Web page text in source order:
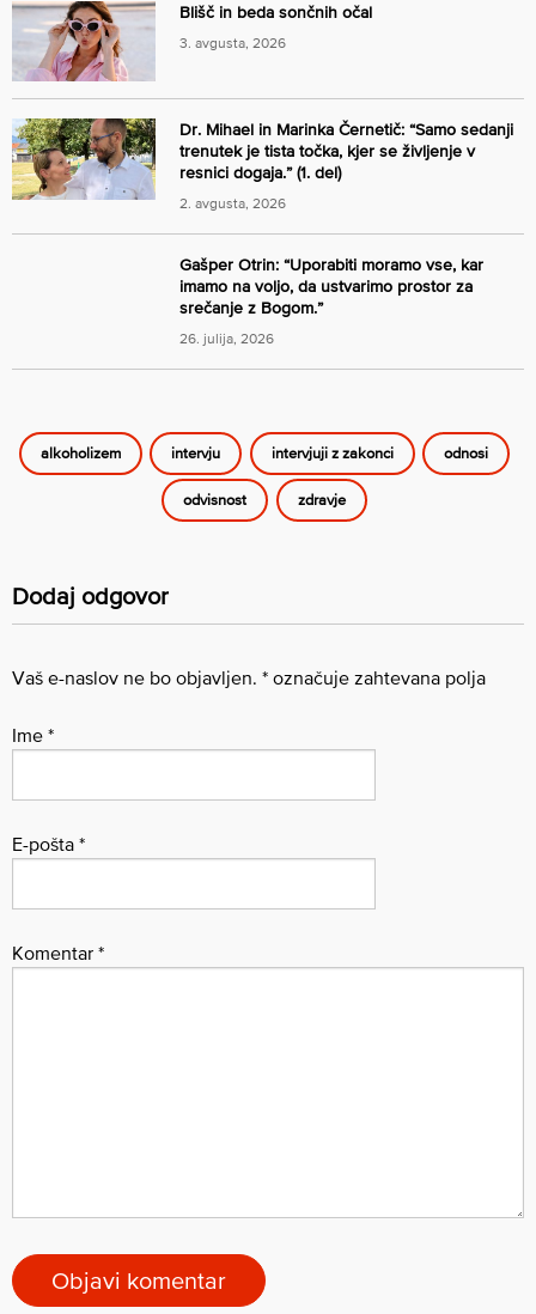
Blišč in beda sončnih očal
3. avgusta, 2026
Dr. Mihael in Marinka Černetič: “Samo sedanji
trenutek je tista točka, kjer se življenje v
resnici dogaja.” (1. del)
2. avgusta, 2026
Gašper Otrin: “Uporabiti moramo vse, kar
imamo na voljo, da ustvarimo prostor za
srečanje z Bogom.”
26. julija, 2026
alkoholizem intervju intervjuji z zakonci odnosi
odvisnost zdravje
Dodaj odgovor
Vaš e-naslov ne bo objavljen. * označuje zahtevana polja
Ime *
E-pošta *
Komentar *